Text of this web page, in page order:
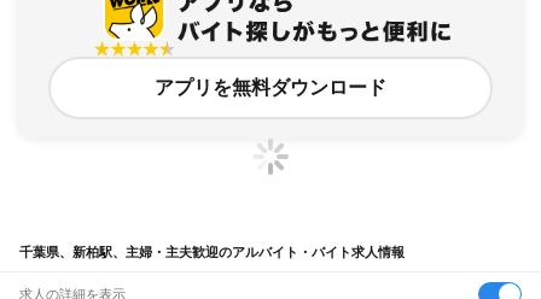
アプリを無料ダウンロード
千葉県、新柏駅、主婦・主夫歓迎のアルバイト・バイト求人情報
求人の詳細を表示